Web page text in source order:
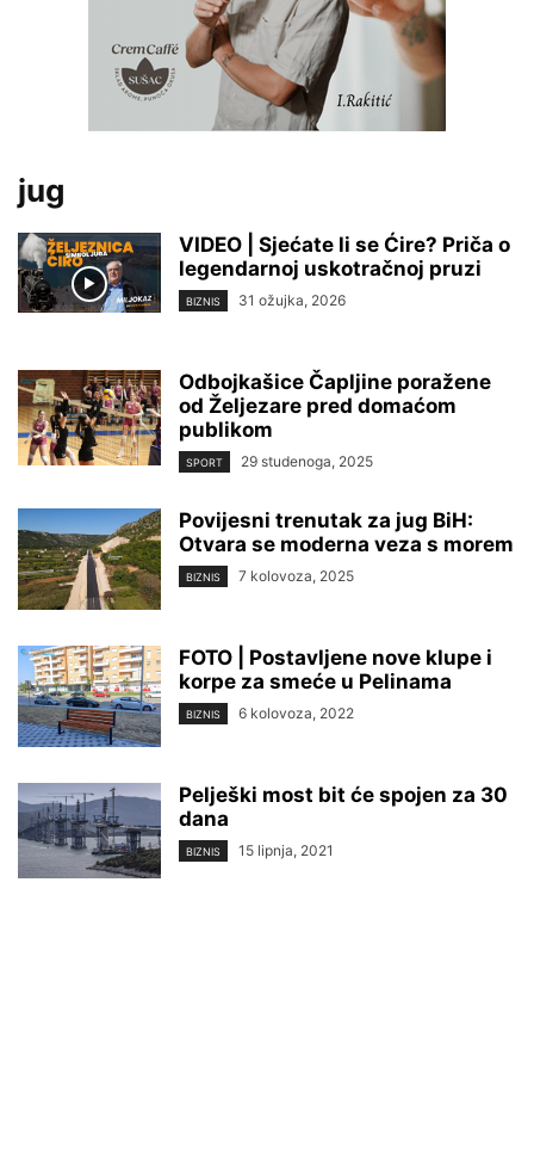
jug
VIDEO | Sjećate li se Ćire? Priča o
legendarnoj uskotračnoj pruzi
BIZNIS 31 ožujka, 2026
Odbojkašice Čapljine poražene
od Željezare pred domaćom
publikom
SPORT 29 studenoga, 2025
Povijesni trenutak za jug BiH:
Otvara se moderna veza s morem
BIZNIS 7 kolovoza, 2025
FOTO | Postavljene nove klupe i
korpe za smeće u Pelinama
BIZNIS 6 kolovoza, 2022
Pelješki most bit će spojen za 30
dana
BIZNIS 15 lipnja, 2021